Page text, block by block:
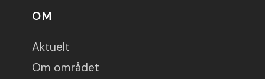
OM
Aktuelt
Om området